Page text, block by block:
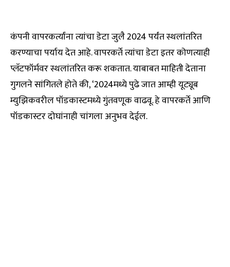
कंपनी वापरकर्त्यांना त्यांचा डेटा जुलै 2024 पर्यंत स्थलांतरित
करण्याचा पर्याय देत आहे. वापरकर्ते त्यांचा डेटा इतर कोणत्याही
प्लॅटफॉर्मवर स्थलांतरित करू शकतात. याबाबत माहिती देताना
गुगलने सांगितले होते की, ‘2024मध्ये पुढे जात आम्ही यूट्यूब
म्युझिकवरील पॉडकास्टमध्ये गुंतवणूक वाढवू. हे वापरकर्ते आणि
पॉडकास्टर दोघांनाही चांगला अनुभव देईल.